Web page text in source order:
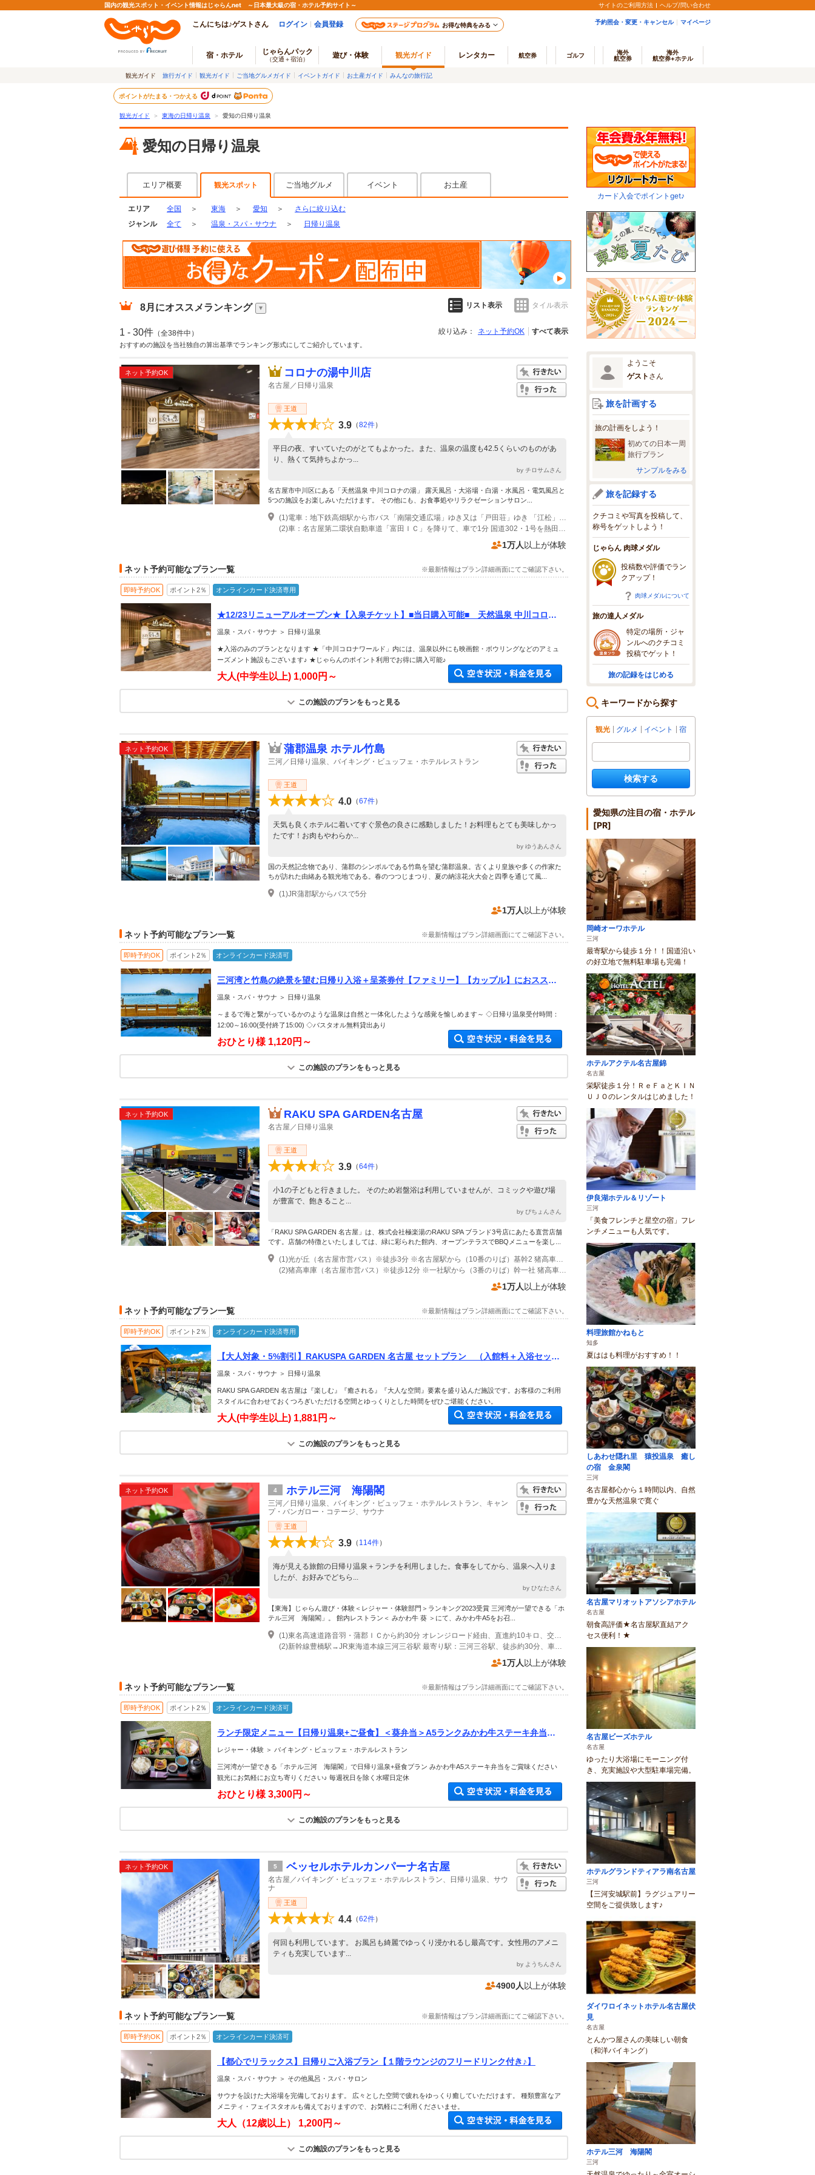
国内の観光スポット・イベント情報はじゃらんnet ～日本最大級の宿・ホテル予約サイト～ サイトのご利用方法 ヘルプ/問い合わせ
こんにちは♪ゲストさん ログイン 会員登録 お得な特典をみる 予約照会・変更・キャンセル マイページ
宿・ホテル じゃらんパック
（交通＋宿泊） 遊び・体験 観光ガイド レンタカー 航空券 ゴルフ
海外
航空券
海外
航空券+ホテル
観光ガイド 旅行ガイド 観光ガイド ご当地グルメガイド イベントガイド お土産ガイド みんなの旅行記
ポイントがたまる・つかえる
観光ガイド ＞ 東海の日帰り温泉 ＞ 愛知の日帰り温泉
愛知の日帰り温泉
エリア概要 観光スポット ご当地グルメ イベント お土産
エリア 全国 ＞ 東海 ＞ 愛知 ＞
さらに絞り込む
ジャンル
全て ＞ 温泉・スパ・サウナ ＞ 日帰り温泉
8月 にオススメランキング リスト表示 タイル表示
1 - 30件 （全38件中） 絞り込み： ネット予約OK すべて表示
おすすめの施設を当社独自の算出基準でランキング形式にしてご紹介しています。
ネット予約OK コロナの湯中川店
名古屋／日帰り温泉
王道
3.9 （82件）
平日の夜、すいていたのがとてもよかった。また、温泉の温度も42.5くらいのものがあ
り、熱くて気持ちよかっ...
by チロサムさん
名古屋市中川区にある「天然温泉 中川コロナの湯」 露天風呂・大浴場・白湯・水風呂・電気風呂と
5つの施設をお楽しみいただけます。 その他にも、お食事処やリラクゼーションサロン...
(1)電車：地下鉄高畑駅から市バス「南陽交通広場」ゆき又は「戸田荘」ゆき 「江松」下車すぐ
(2)車：名古屋第二環状自動車道「富田ＩＣ」を降りて、車で1分 国道302・1号を熱田方面へ4km
1万人 以上が体験
ネット予約可能なプラン一覧 ※最新情報はプラン詳細画面にてご確認下さい。
即時予約OK ポイント2％ オンラインカード決済専用
★12/23リニューアルオープン★【入泉チケット】■当日購入可能■ 天然温泉 中川コロナ
温泉・スパ・サウナ ＞ 日帰り温泉
★入浴のみのプランとなります ★「中川コロナワールド」内には、温泉以外にも映画館・ボウリングなどのアミュ
ーズメント施設もございます♪ ★じゃらんのポイント利用でお得に購入可能♪
大人(中学生以上) 1,000円～
空き状況・料金を見る
この施設のプランをもっと見る
ネット予約OK 蒲郡温泉 ホテル竹島
三河／日帰り温泉、バイキング・ビュッフェ・ホテルレストラン
王道
4.0 （67件）
天気も良くホテルに着いてすぐ景色の良さに感動しました！お料理もとても美味しかっ
たです！お肉もやわらか...
by ゆうあんさん
国の天然記念物であり、蒲郡のシンボルである竹島を望む蒲郡温泉。古くより皇族や多くの作家た
ちが訪れた由緒ある観光地である。春のつつじまつり、夏の納涼花火大会と四季を通じて風...
(1)JR蒲郡駅からバスで5分
1万人 以上が体験
ネット予約可能なプラン一覧 ※最新情報はプラン詳細画面にてご確認下さい。
即時予約OK ポイント2％ オンラインカード決済可
三河湾と竹島の絶景を望む日帰り入浴＋呈茶券付【ファミリー】【カップル】におススメ
温泉・スパ・サウナ ＞ 日帰り温泉
～まるで海と繋がっているかのような温泉は自然と一体化したような感覚を愉しめます～ ◇日帰り温泉受付時間：
12:00～16:00(受付終了15:00) ◇バスタオル無料貸出あり
おひとり様 1,120円～
空き状況・料金を見る
この施設のプランをもっと見る
ネット予約OK RAKU SPA GARDEN名古屋
名古屋／日帰り温泉
王道
3.9 （64件）
小1の子どもと行きました。 そのため岩盤浴は利用していませんが、コミックや遊び場
が豊富で、飽きること...
by ぴちょんさん
「RAKU SPA GARDEN 名古屋」は、株式会社極楽湯のRAKU SPA ブランド3号店にあたる直営店舗
です。店舗の特徴といたしましては、緑に彩られた館内、オープンテラスでBBQメニューを楽し...
(1)光が丘（名古屋市営バス）※徒歩3分 ※名古屋駅から（10番のりば）基幹2 猪高車庫行
(2)猪高車庫（名古屋市営バス）※徒歩12分 ※一社駅から（3番のりば）幹一社 猪高車庫行
1万人 以上が体験
ネット予約可能なプラン一覧 ※最新情報はプラン詳細画面にてご確認下さい。
即時予約OK ポイント2％ オンラインカード決済専用
【大人対象・5%割引】RAKUSPA GARDEN 名古屋 セットプラン （入館料＋入浴セット
温泉・スパ・サウナ ＞ 日帰り温泉
RAKU SPA GARDEN 名古屋は『楽しむ』『癒される』『大人な空間』要素を盛り込んだ施設です。お客様のご利用
スタイルに合わせておくつろぎいただける空間とゆっくりとした時間をぜひご堪能ください。
大人(中学生以上) 1,881円～
空き状況・料金を見る
この施設のプランをもっと見る
ネット予約OK 4 ホテル三河 海陽閣
三河／日帰り温泉、バイキング・ビュッフェ・ホテルレストラン、キャン
プ・バンガロー・コテージ、サウナ
王道
3.9 （ 114件）
海が見える旅館の日帰り温泉＋ランチを利用しました。食事をしてから、温泉へ入りま
したが、お好みでどちら...
by ひなたさん
【東海】じゃらん遊び・体験＜レジャー・体験部門＞ランキング2023受賞 三河湾が一望できる「ホ
テル三河 海陽閣」。 館内レストラン＜ みかわ牛 葵 ＞にて、みかわ牛A5をお召...
(1)東名高速道路音羽・蒲郡ＩＣから約30分 オレンジロード経由、直進約10キロ、交差点「竹島入口」左折、直進約3キロ、交差点「三谷温泉」を直進後約300メートル左折
(2)新幹線豊橋駅→JR東海道本線三河三谷駅 最寄り駅：三河三谷駅、徒歩約30分、車約5分
1万人 以上が体験
ネット予約可能なプラン一覧 ※最新情報はプラン詳細画面にてご確認下さい。
即時予約OK ポイント2％ オンラインカード決済可
ランチ限定メニュー【日帰り温泉+ご昼食】＜葵弁当＞A5ランクみかわ牛ステーキ弁当＆
レジャー・体験 ＞ バイキング・ビュッフェ・ホテルレストラン
三河湾が一望できる「ホテル三河 海陽閣」で日帰り温泉+昼食プラン みかわ牛A5ステーキ弁当をご賞味ください
観光にお気軽にお立ち寄りください♪ 毎週祝日を除く水曜日定休
おひとり様 3,300円～
空き状況・料金を見る
この施設のプランをもっと見る
ネット予約OK 5 ベッセルホテルカンパーナ名古屋
名古屋／バイキング・ビュッフェ・ホテルレストラン、日帰り温泉、サウ
ナ
王道
4.4 （62件）
何回も利用しています。 お風呂も綺麗でゆっくり浸かれるし最高です。女性用のアメニ
ティも充実しています...
by ようちんさん
4900人 以上が体験
ネット予約可能なプラン一覧 ※最新情報はプラン詳細画面にてご確認下さい。
即時予約OK ポイント2％ オンラインカード決済可
【都心でリラックス】日帰りご入浴プラン【１階ラウンジのフリードリンク付き♪】
温泉・スパ・サウナ ＞ その他風呂・スパ・サロン
サウナを設けた大浴場を完備しております。 広々とした空間で疲れをゆっくり癒していただけます。 種類豊富なア
メニティ・フェイスタオルも備えておりますので、お気軽にご利用くださいませ。
大人（12歳以上） 1,200円～
空き状況・料金を見る
この施設のプランをもっと見る
カード入会でポイントget♪
ようこそ
ゲスト さん
旅を計画する
旅の計画をしよう！
初めての日本一周
旅行プラン
サンプルをみる
旅を記録する
クチコミや写真を投稿して、
称号をゲットしよう！
じゃらん 肉球メダル
投稿数や評価でラン
クアップ！
肉球メダルについて
旅の達人メダル
特定の場所・ジャ
ンルへのクチコミ
投稿でゲット！
旅の記録をはじめる
キーワードから探す
観光 グルメ イベント 宿
検索する
愛知県の注目の宿・ホテル
[PR]
岡崎オーワホテル
三河
最寄駅から徒歩１分！！国道沿い
の好立地で無料駐車場も完備！
ホテルアクテル名古屋錦
名古屋
栄駅徒歩１分！ＲｅＦａとＫＩＮ
ＵＪＯのレンタルはじめました！
伊良湖ホテル＆リゾート
三河
「美食フレンチと星空の宿」フレ
ンチメニューも人気です。
料理旅館かねもと
知多
夏ははも料理がおすすめ！！
しあわせ隠れ里 猿投温泉 癒し
の宿 金泉閣
三河
名古屋都心から１時間以内、自然
豊かな天然温泉で寛ぐ
名古屋マリオットアソシアホテル
名古屋
朝食高評価★名古屋駅直結アク
セス便利！★
名古屋ビーズホテル
名古屋
ゆったり大浴場にモーニング付
き、充実施設や大型駐車場完備。
ホテルグランドティアラ南名古屋
三河
【三河安城駅前】ラグジュアリー
空間をご提供致します♪
ダイワロイネットホテル名古屋伏
見
名古屋
とんかつ屋さんの美味しい朝食
（和洋バイキング）
ホテル三河 海陽閣
三河